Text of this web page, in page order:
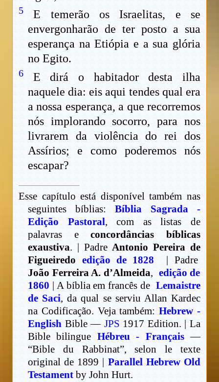
5
E temerão os Israelitas, e se
envergonharão de ter posto a sua
esperança na Etiópia e a sua glória
no Egito.
6
E dirá o habitador desta ilha
naquele dia: eis aqui tendes qual era
a nossa esperança, a que recorremos
nós implorando socorro, para nos
livrarem da violência do rei dos
Assírios; e como poderemos nós
escapar?
Esse capítulo está disponível também nas
seguintes bíblias: Bíblia Sagrada -
Edição Pastoral, com as listas de
palavras econcordâncias bíblicas
exaustiva. | PadreAntonio Pereira de
Figueiredo edição de 1828 | Padre
João Ferreira A. d’Almeida, edição de
1860 | A bíblia em francês de Lemaistre
de Saci, da qual se serviu Allan Kardec
na Codificação. Veja também:Hebrew -
English Bible — JPS 1917 Edition. | La
Bible bilingue Hébreu - Français —
“Bible du Rabbinat”, selon le texte
original de 1899 | Parallel Hebrew Old
Testament by John Hurt.